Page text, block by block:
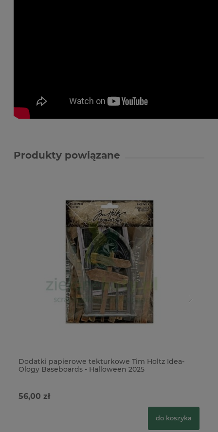
Produkty powiązane
Dodatki papierowe tekturkowe Tim Holtz Idea-
Ology Baseboards - Halloween 2025
56,00 zł
do koszyka